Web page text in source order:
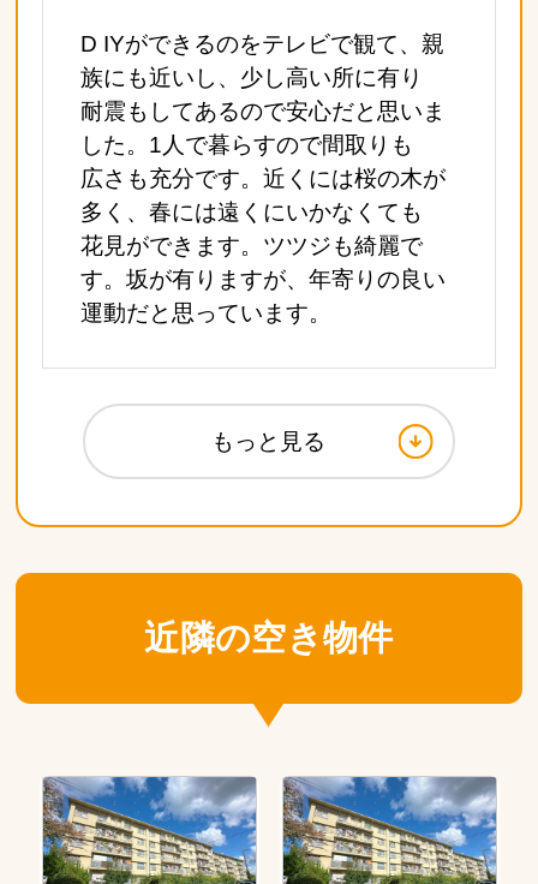
D IYができるのをテレビで観て、親
族にも近いし、少し高い所に有り
耐震もしてあるので安心だと思いま
した。1人で暮らすので間取りも
広さも充分です。近くには桜の木が
多く、春には遠くにいかなくても
花見ができます。ツツジも綺麗で
す。坂が有りますが、年寄りの良い
運動だと思っています。
もっと見る
近隣の空き物件